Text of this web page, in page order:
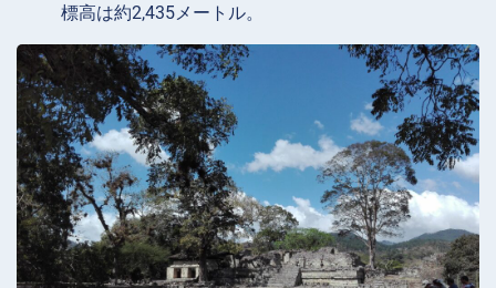
標高は約2,435メートル。